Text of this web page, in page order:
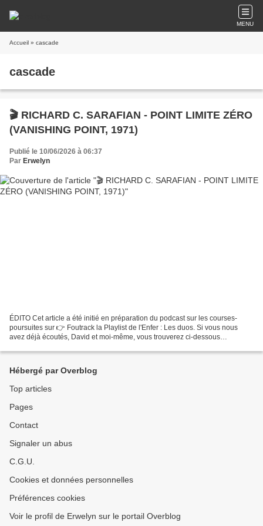
MENU
Accueil » cascade
cascade
🎬 RICHARD C. SARAFIAN - POINT LIMITE ZÉRO
(VANISHING POINT, 1971)
Publié le 10/06/2026 à 06:37
Par Erwelyn
ÉDITO Cet article a été initié en préparation du podcast sur les courses-
poursuites sur 👉 Foutrack la Playlist de l'Enfer : Les duos. Si vous nous
avez déjà écoutés, David et moi-même, vous trouverez ci-dessous
Hébergé par Overblog
Top articles
Pages
Contact
Signaler un abus
C.G.U.
Cookies et données personnelles
Préférences cookies
Voir le profil de Erwelyn sur le portail Overblog